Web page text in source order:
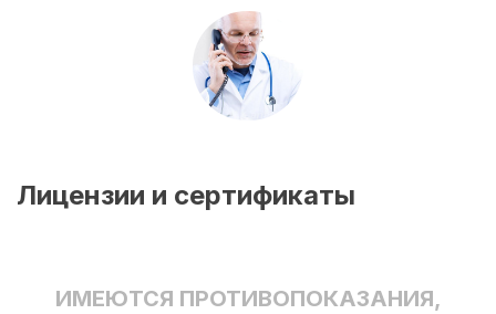
Лицензии и сертификаты
ИМЕЮТСЯ ПРОТИВОПОКАЗАНИЯ,